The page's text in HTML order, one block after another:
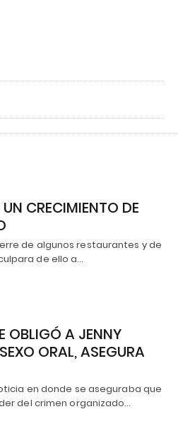
CRECIMIENTO DE
de algunos restaurantes y de
de ello a…
OBLIGÓ A JENNY
ORAL, ASEGURA
en donde se aseguraba que
del crimen organizado…